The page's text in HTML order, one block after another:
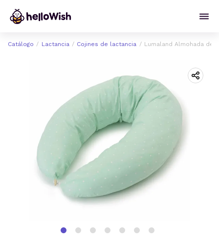
Catálogo Lactancia Cojines de lactancia Lumaland Almohada de